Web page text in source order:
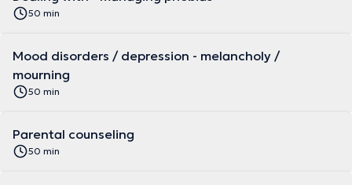
50 min
Mood disorders / depression - melancholy /
mourning
50 min
Parental counseling
50 min